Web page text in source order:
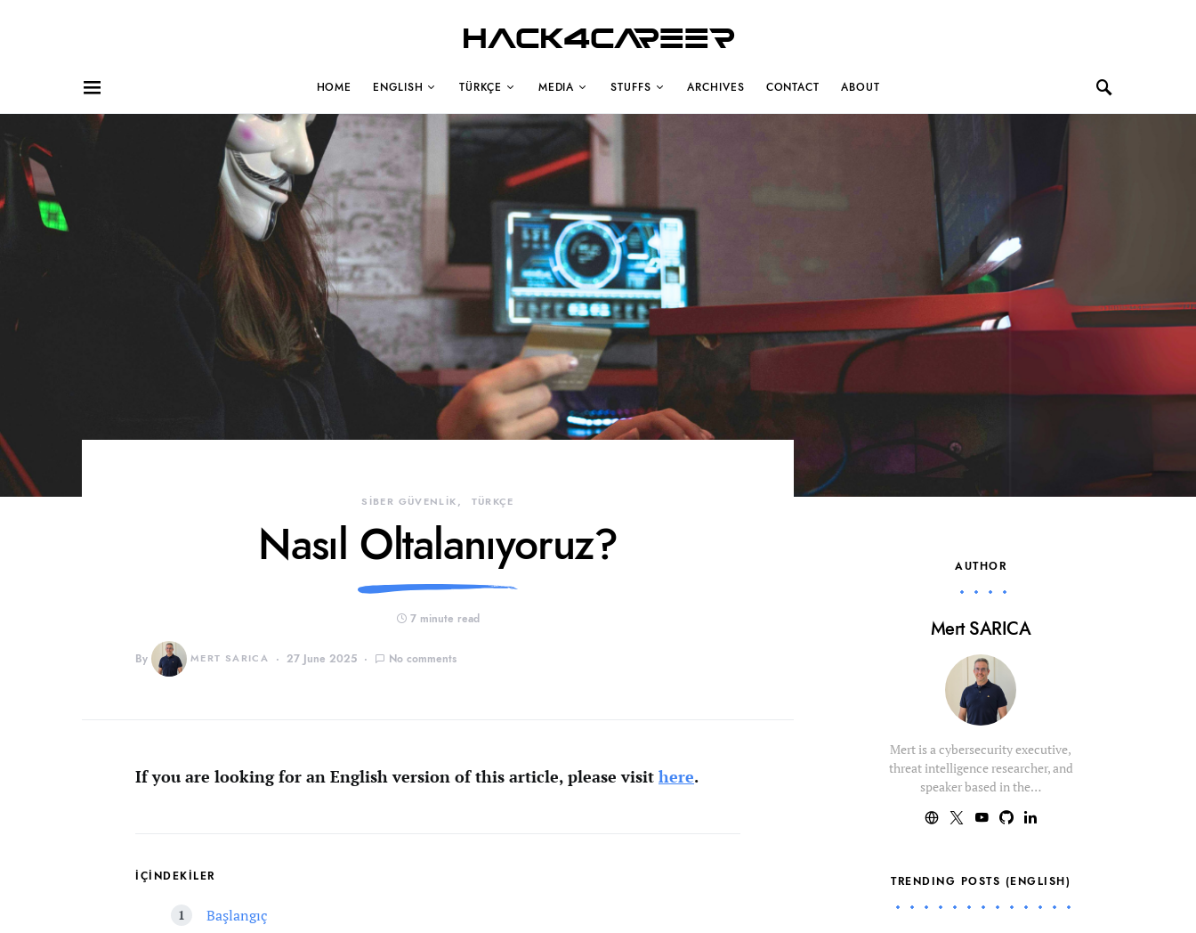
Hack4Career
HOME ENGLISH TÜRKÇE MEDIA STUFFS ARCHIVES CONTACT ABOUT
SİBER GÜVENLİK TÜRKÇE
Nasıl Oltalanıyoruz?
7 minute read
By MERT SARICA 27 June 2025 No comments
If you are looking for an English version of this article, please visit here.
İÇİNDEKİLER
Başlangıç
AUTHOR
Mert SARICA
Mert is a cybersecurity executive,
threat intelligence researcher, and
speaker based in the…
TRENDING POSTS (ENGLISH)